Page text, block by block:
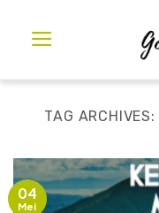
TAG ARCHIVES:
04
Mei